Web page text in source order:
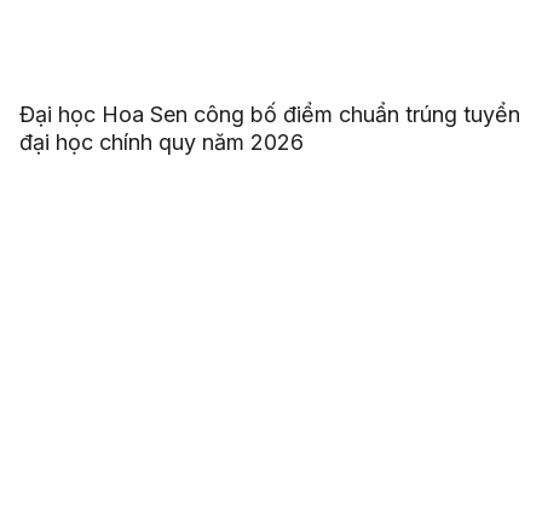
Đại học Hoa Sen công bố điểm chuẩn trúng tuyển
đại học chính quy năm 2026